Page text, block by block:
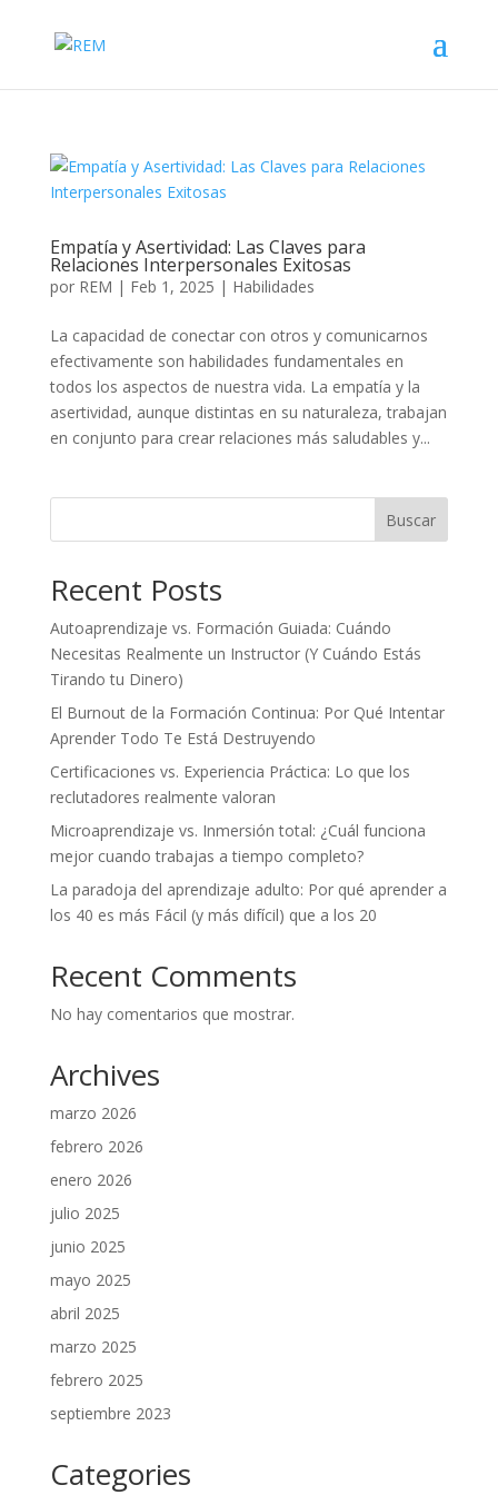
Empatía y Asertividad: Las Claves para
Relaciones Interpersonales Exitosas
por REM | Feb 1, 2025 | Habilidades
La capacidad de conectar con otros y comunicarnos
efectivamente son habilidades fundamentales en
todos los aspectos de nuestra vida. La empatía y la
asertividad, aunque distintas en su naturaleza, trabajan
en conjunto para crear relaciones más saludables y...
Buscar
Recent Posts
Autoaprendizaje vs. Formación Guiada: Cuándo
Necesitas Realmente un Instructor (Y Cuándo Estás
Tirando tu Dinero)
El Burnout de la Formación Continua: Por Qué Intentar
Aprender Todo Te Está Destruyendo
Certificaciones vs. Experiencia Práctica: Lo que los
reclutadores realmente valoran
Microaprendizaje vs. Inmersión total: ¿Cuál funciona
mejor cuando trabajas a tiempo completo?
La paradoja del aprendizaje adulto: Por qué aprender a
los 40 es más Fácil (y más difícil) que a los 20
Recent Comments
No hay comentarios que mostrar.
Archives
marzo 2026
febrero 2026
enero 2026
julio 2025
junio 2025
mayo 2025
abril 2025
marzo 2025
febrero 2025
septiembre 2023
Categories